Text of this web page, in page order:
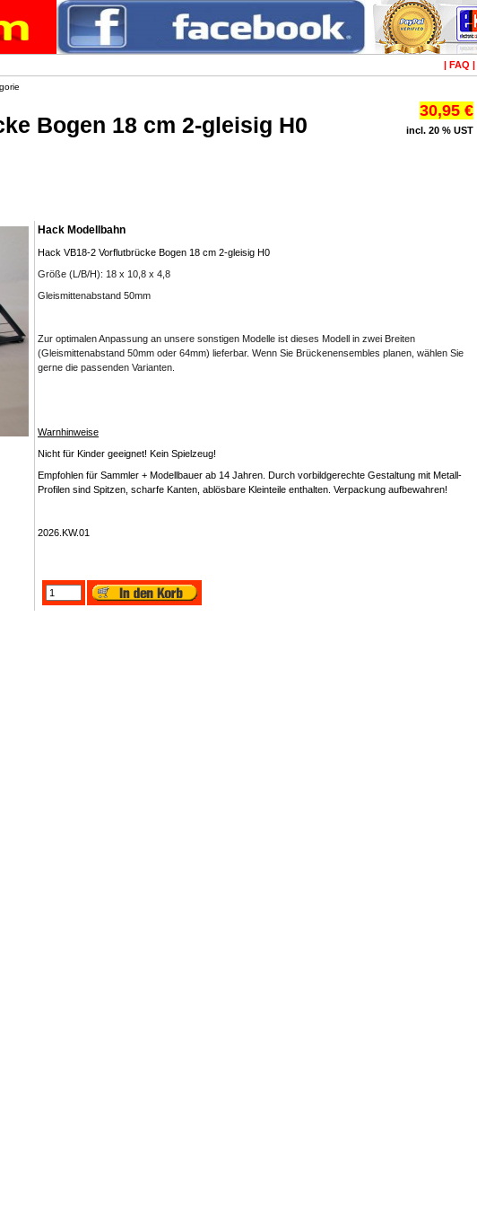
| FAQ |
Bogen 18 cm 2-gleisig H0
30,95 €
incl. 20 % UST
Hack Modellbahn
Hack VB18-2 Vorflutbrücke Bogen 18 cm 2-gleisig H0
Größe (L/B/H): 18 x 10,8 x 4,8
Gleismittenabstand 50mm
Zur optimalen Anpassung an unsere sonstigen Modelle ist dieses Modell in zwei Breiten
(Gleismittenabstand 50mm oder 64mm) lieferbar. Wenn Sie Brückenensembles planen, wählen Sie
gerne die passenden Varianten.
Warnhinweise
Nicht für Kinder geeignet! Kein Spielzeug!
Empfohlen für Sammler + Modellbauer ab 14 Jahren. Durch vorbildgerechte Gestaltung mit Metall-
Profilen sind Spitzen, scharfe Kanten, ablösbare Kleinteile enthalten. Verpackung aufbewahren!
2026.KW.01